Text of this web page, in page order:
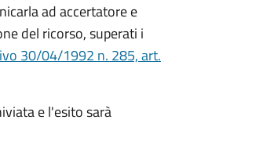
ad accertatore e
del ricorso, superati i
30/04/1992 n. 285, art.
e l'esito sarà